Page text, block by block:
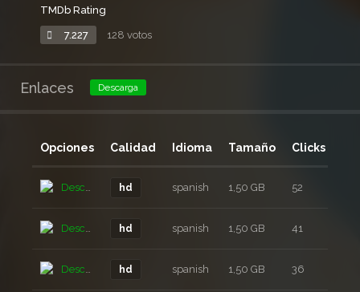
TMDb Rating
7.227 128 votos
Enlaces Descarga
Opciones Calidad Idioma Tamaño Clicks
Descarga hd spanish 1,50 GB 52
Descarga hd spanish 1,50 GB 41
Descarga hd spanish 1,50 GB 36